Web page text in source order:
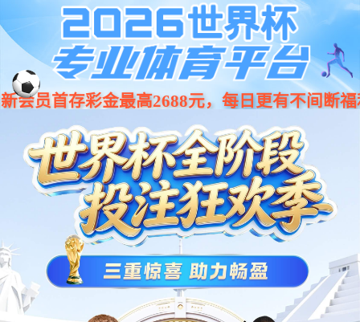
股票
代码 001266
特种设备
矿用本安型显示器